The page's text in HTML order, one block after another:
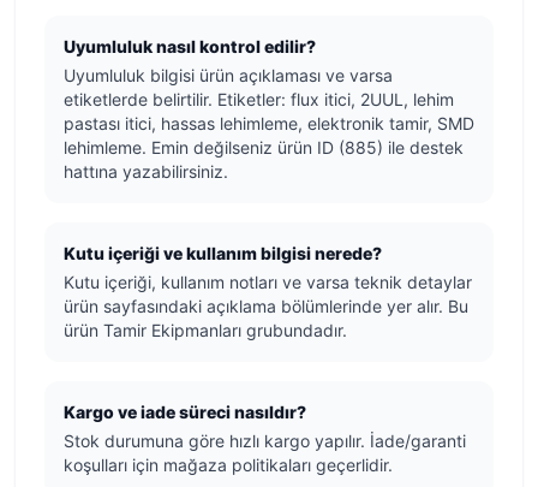
Uyumluluk nasıl kontrol edilir?
Uyumluluk bilgisi ürün açıklaması ve varsa
etiketlerde belirtilir. Etiketler: flux itici, 2UUL, lehim
pastası itici, hassas lehimleme, elektronik tamir, SMD
lehimleme. Emin değilseniz ürün ID (885) ile destek
hattına yazabilirsiniz.
Kutu içeriği ve kullanım bilgisi nerede?
Kutu içeriği, kullanım notları ve varsa teknik detaylar
ürün sayfasındaki açıklama bölümlerinde yer alır. Bu
ürün Tamir Ekipmanları grubundadır.
Kargo ve iade süreci nasıldır?
Stok durumuna göre hızlı kargo yapılır. İade/garanti
koşulları için mağaza politikaları geçerlidir.